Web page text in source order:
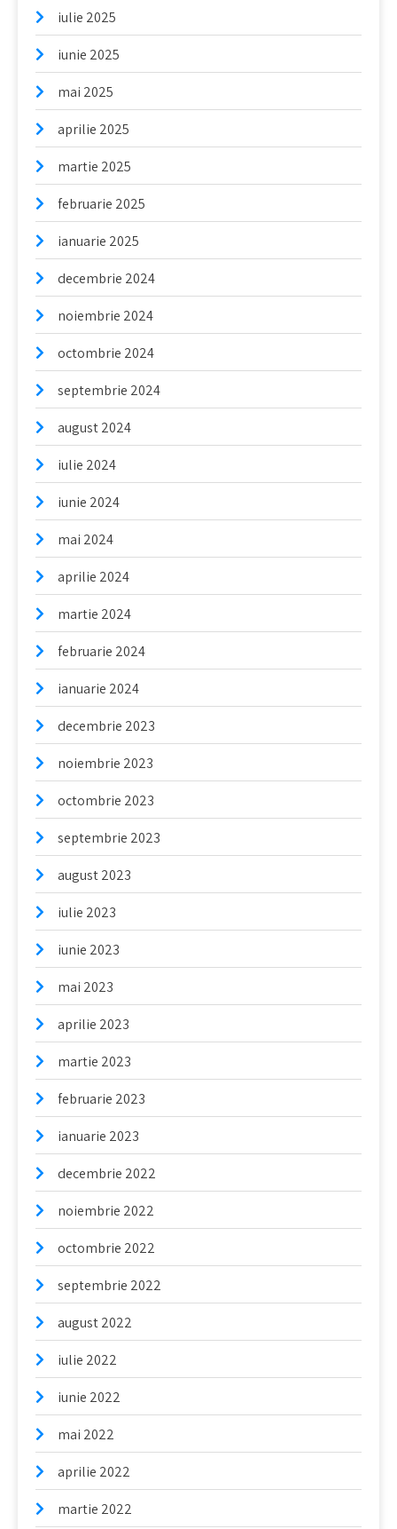
iulie 2025
iunie 2025
mai 2025
aprilie 2025
martie 2025
februarie 2025
ianuarie 2025
decembrie 2024
noiembrie 2024
octombrie 2024
septembrie 2024
august 2024
iulie 2024
iunie 2024
mai 2024
aprilie 2024
martie 2024
februarie 2024
ianuarie 2024
decembrie 2023
noiembrie 2023
octombrie 2023
septembrie 2023
august 2023
iulie 2023
iunie 2023
mai 2023
aprilie 2023
martie 2023
februarie 2023
ianuarie 2023
decembrie 2022
noiembrie 2022
octombrie 2022
septembrie 2022
august 2022
iulie 2022
iunie 2022
mai 2022
aprilie 2022
martie 2022